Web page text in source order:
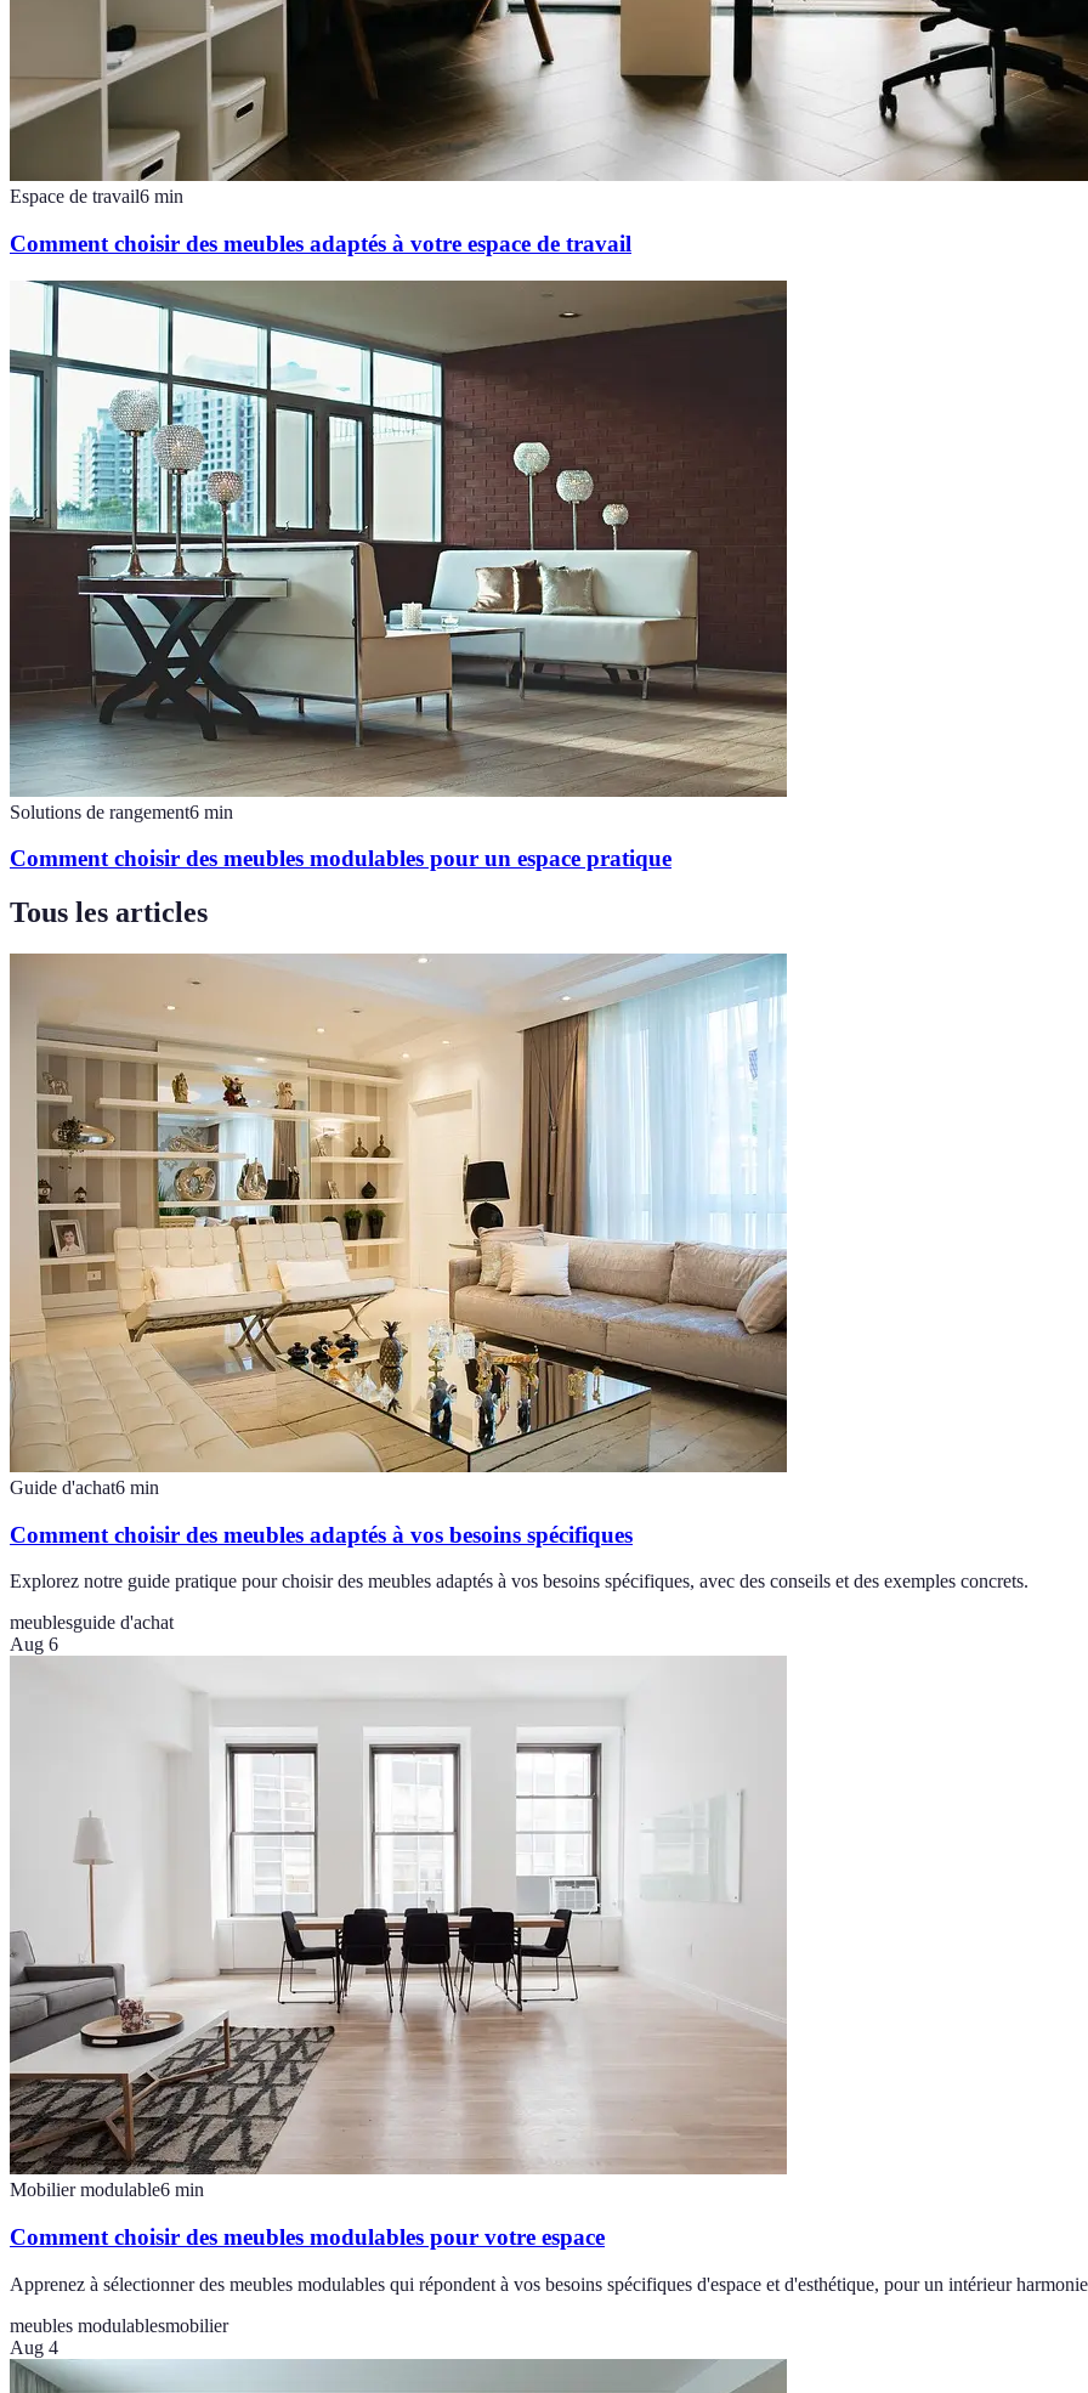
Espace de travail6 min
Comment choisir des meubles adaptés à votre espace de travail
Solutions de rangement6 min
Comment choisir des meubles modulables pour un espace pratique
Tous les articles
Guide d'achat6 min
Comment choisir des meubles adaptés à vos besoins spécifiques
Explorez notre guide pratique pour choisir des meubles adaptés à vos besoins spécifiques, avec des conseils et des exemples concrets.
meublesguide d'achat
Aug 6
Mobilier modulable6 min
Comment choisir des meubles modulables pour votre espace
Apprenez à sélectionner des meubles modulables qui répondent à vos besoins spécifiques d'espace et d'esthétique, pour un intérieur
meubles modulablesmobilier
Aug 4